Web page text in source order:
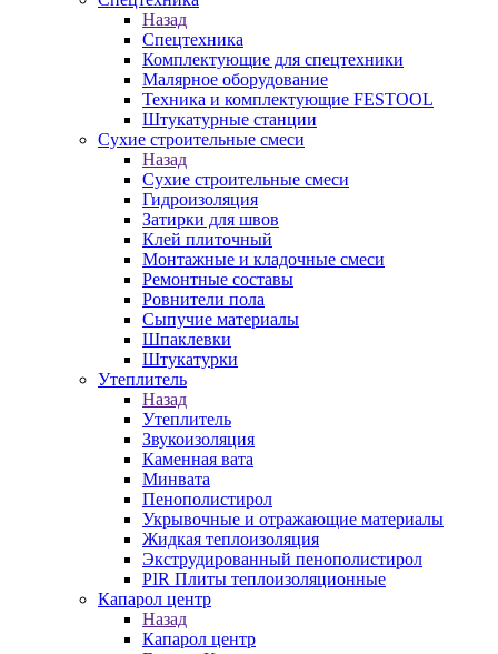
Назад
Спецтехника
Комплектующие для спецтехники
Малярное оборудование
Техника и комплектующие FESTOOL
Штукатурные станции
Сухие строительные смеси
Назад
Сухие строительные смеси
Гидроизоляция
Затирки для швов
Клей плиточный
Монтажные и кладочные смеси
Ремонтные составы
Ровнители пола
Сыпучие материалы
Шпаклевки
Штукатурки
Утеплитель
Назад
Утеплитель
Звукоизоляция
Каменная вата
Минвата
Пенополистирол
Укрывочные и отражающие материалы
Жидкая теплоизоляция
Экструдированный пенополистирол
PIR Плиты теплоизоляционные
Капарол центр
Назад
Капарол центр